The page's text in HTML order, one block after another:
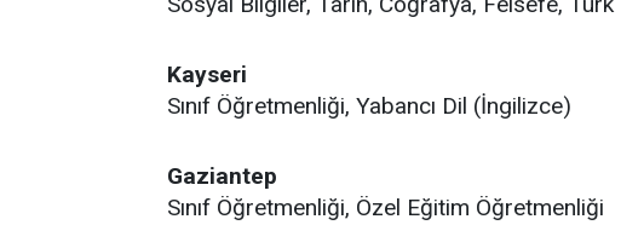
Kayseri
Sınıf Öğretmenliği, Yabancı Dil (İngilizce)
Gaziantep
Sınıf Öğretmenliği, Özel Eğitim Öğretmenliği